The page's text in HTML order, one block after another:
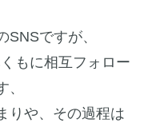
SNSですが、
もに相互フォロー
りや、その過程は